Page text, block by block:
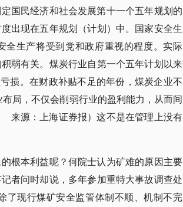
国民经济和社会发展第十一个五年规划的
出现在五年规划（计划）中。国家安全生
全生产将受到党和政府重视的程度。实际
弱有关。煤炭行业自第一个五年计划以来
损。在财政补贴不足的年份，煤炭企业不
局，不仅会削弱行业的盈利能力，从而间
源：上海证券报）这不是在管理上没有
根本利益呢？何院士认为矿难的原因主要
者问时却说，多年参加重特大事故调查处
了现行煤矿安全监管体制不顺、机制不完